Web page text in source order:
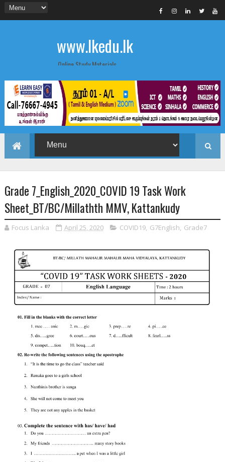
www.lkedu.lk
Online Study Materials
Grade 7_English_2020_COVID 19 Task Work
Sheet_BT/BC/Millathth MMV, Kattankudy
Focus Lanka April 25, 2020 COVID19, G7English, Grade7